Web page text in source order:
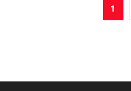
1